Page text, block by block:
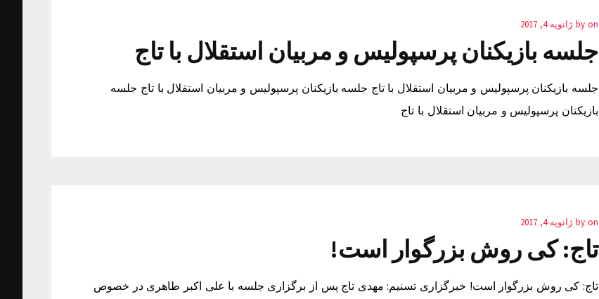
by on ژانویه 4, 2017
جلسه بازیکنان پرسپولیس و مربیان استقلال با تاج
جلسه بازیکنان پرسپولیس و مربیان استقلال با تاج جلسه بازیکنان پرسپولیس و مربیان استقلال با تاج جلسه
بازیکنان پرسپولیس و مربیان استقلال با تاج
by on ژانویه 4, 2017
تاج: کی روش بزرگوار است!
تاج: کی روش بزرگوار است! خبرگزاری تسنیم: مهدی تاج پس از برگزاری جلسه با علی اکبر طاهری در خصوص